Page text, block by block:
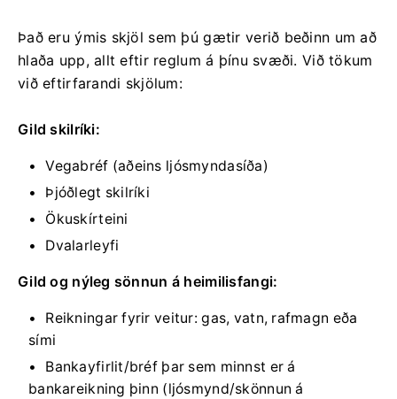
Það eru ýmis skjöl sem þú gætir verið beðinn um að
hlaða upp, allt eftir reglum á þínu svæði. Við tökum
við eftirfarandi skjölum:
Gild skilríki:
Vegabréf (aðeins ljósmyndasíða)
Þjóðlegt skilríki
Ökuskírteini
Dvalarleyfi
Gild og nýleg sönnun á heimilisfangi:
Reikningar fyrir veitur: gas, vatn, rafmagn eða
sími
Bankayfirlit/bréf þar sem minnst er á
bankareikning þinn (ljósmynd/skönnun á